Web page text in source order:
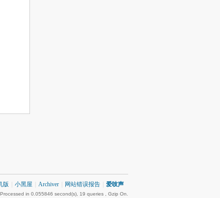
版 小黑屋 Archiver 网站错误报告 爱吱声
Processed in 0.055846 second(s), 19 queries , Gzip On.